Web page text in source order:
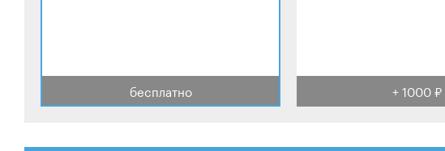
бесплатно + 1000 ₽